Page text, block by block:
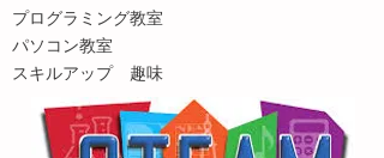
​プログラミング教室
パソコン教室
​スキルアップ 趣味